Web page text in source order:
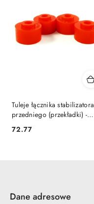
Tuleje łącznika stabilizatora
przedniego (przekładki) -
MPBS: 4500532
Cena:
72.77
Dane adresowe